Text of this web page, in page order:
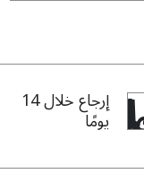
إرجاع خلال 14
يومًا